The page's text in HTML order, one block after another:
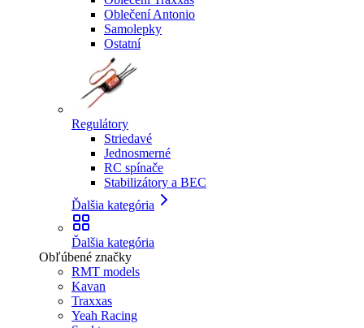
Oblečení Antonio
Samolepky
Ostatní
Regulátory
Striedavé
Jednosmerné
RC spínače
Stabilizátory a BEC
Ďalšia kategória
Ďalšia kategória
Obľúbené značky
RMT models
Kavan
Traxxas
Yeah Racing